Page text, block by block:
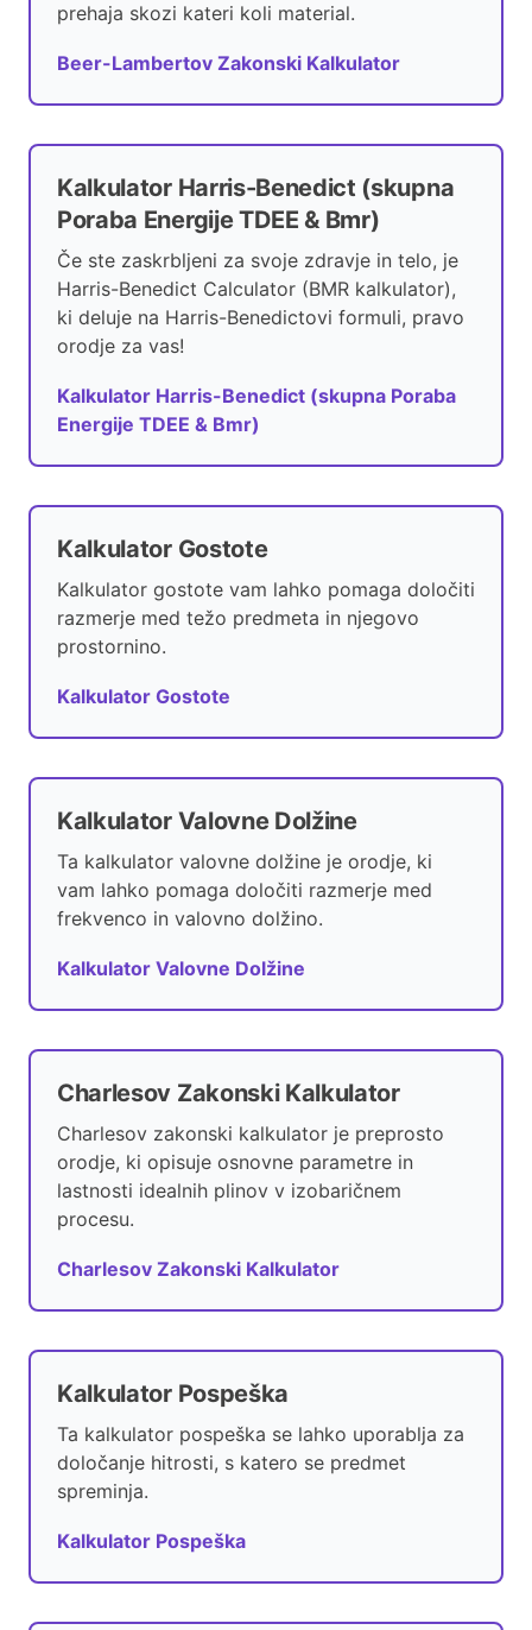
prehaja skozi kateri koli material.
Beer-Lambertov Zakonski Kalkulator
Kalkulator Harris-Benedict (skupna
Poraba Energije TDEE & Bmr)
Če ste zaskrbljeni za svoje zdravje in telo, je
Harris-Benedict Calculator (BMR kalkulator),
ki deluje na Harris-Benedictovi formuli, pravo
orodje za vas!
Kalkulator Harris-Benedict (skupna Poraba
Energije TDEE & Bmr)
Kalkulator Gostote
Kalkulator gostote vam lahko pomaga določiti
razmerje med težo predmeta in njegovo
prostornino.
Kalkulator Gostote
Kalkulator Valovne Dolžine
Ta kalkulator valovne dolžine je orodje, ki
vam lahko pomaga določiti razmerje med
frekvenco in valovno dolžino.
Kalkulator Valovne Dolžine
Charlesov Zakonski Kalkulator
Charlesov zakonski kalkulator je preprosto
orodje, ki opisuje osnovne parametre in
lastnosti idealnih plinov v izobaričnem
procesu.
Charlesov Zakonski Kalkulator
Kalkulator Pospeška
Ta kalkulator pospeška se lahko uporablja za
določanje hitrosti, s katero se predmet
spreminja.
Kalkulator Pospeška